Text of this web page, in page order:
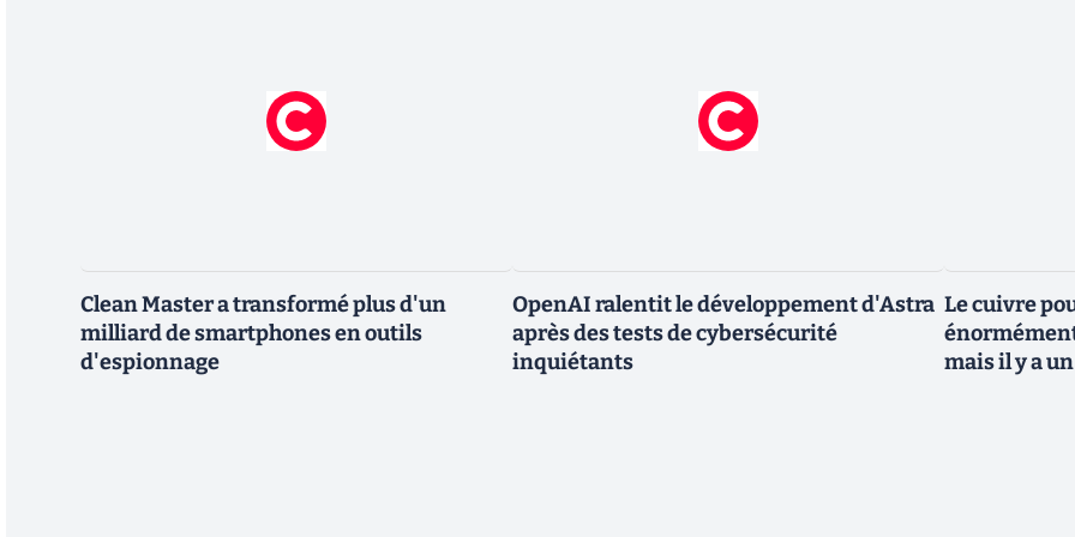
Clean Master a transformé plus d'un
milliard de smartphones en outils
d'espionnage
OpenAI ralentit le développement d'Astra
après des tests de cybersécurité
inquiétants
Le cuivre
mais il y a